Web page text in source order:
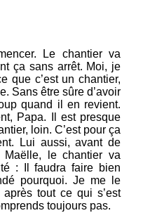
de Saint-
Le chantier va
ça sans arrêt. Moi, je
que c’est un chantier,
Sans être sûre d’avoir
quand il en revient.
Papa. Il est presque
loin. C’est pour ça
Lui aussi, avant de
le chantier va
: Il faudra faire bien
pourquoi. Je me le
après tout ce qui s’est
toujours pas.